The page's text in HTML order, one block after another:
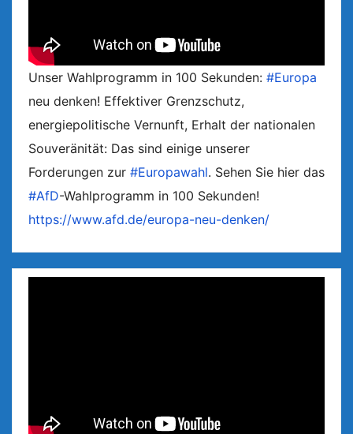
Unser Wahlprogramm in 100 Sekunden: #Europa
neu denken! Effektiver Grenzschutz,
energiepolitische Vernunft, Erhalt der nationalen
Souveränität: Das sind einige unserer
Forderungen zur #Europawahl. Sehen Sie hier das
#AfD-Wahlprogramm in 100 Sekunden!
https://www.afd.de/europa-neu-denken/